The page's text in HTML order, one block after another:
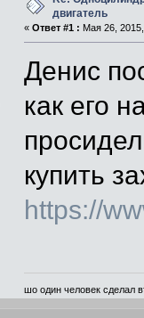
двигатель
« Ответ #1 : Мая 26,
Денис
как его
купить
https://
шо один человек сделал